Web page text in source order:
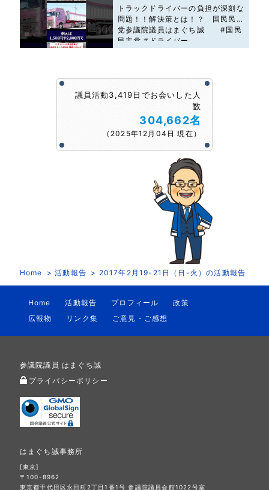
トラックドライバーの負担が深刻な
問題！！解決策とは！？ 国民民主
党参議院議員はまぐち誠 #国民
民主党 #ドライバー
議員活動3,419日でお会いした人
数
304,662名
（2025年12月04日 現在）
Home 活動報告 2017年2月19-21日（日-火）の活動報告
Home 活動報告 プロフィール
政策
広報物
リンク集 ご意見・ご感想
参議院議員 はまぐち誠
プライバシーポリシー
はまぐち誠事務所
[東京]
〒100-8962
東京都千代田区永田町2丁目1番1号 参議院議員会館1022号室